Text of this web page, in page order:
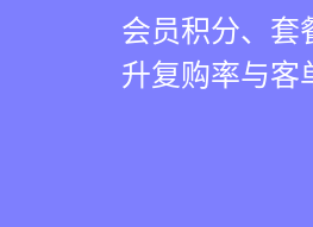
一站式解决养
销全流程数字
会员积分、套
升复购率与客
在线预约、智
一目了然，提
客户体质记录
化展示服务价